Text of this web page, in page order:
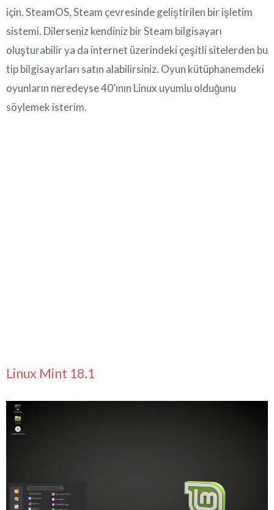
için. SteamOS, Steam çevresinde geliştirilen bir işletim
sistemi. Dilerseniz kendiniz bir Steam bilgisayarı
oluşturabilir ya da internet üzerindeki çeşitli sitelerden bu
tip bilgisayarları satın alabilirsiniz. Oyun kütüphanemdeki
oyunların neredeyse 40’ının Linux uyumlu olduğunu
söylemek isterim.
Linux Mint 18.1